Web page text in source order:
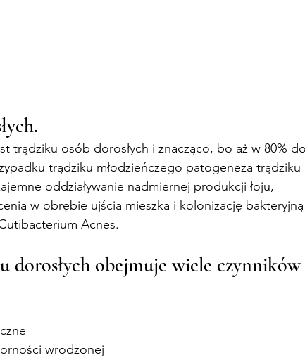
trądziku osób dorosłych i znacząco, bo aż w 80%
trądziku młodzieńczego patogeneza trądziku
oddziaływanie nadmiernej produkcji łoju,
w obrębie ujścia mieszka i kolonizację
Acnes.
dorosłych obejmuje wiele
wrodzonej